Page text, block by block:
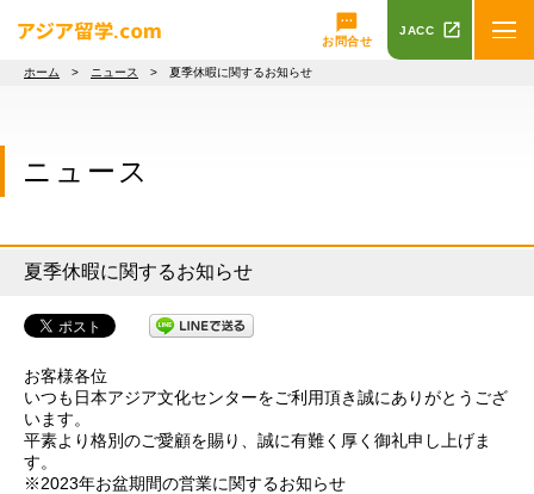
お問合せ
JACC
ホーム > ニュース > 夏季休暇に関するお知らせ
ニュース
夏季休暇に関するお知らせ
お客様各位
いつも日本アジア文化センターをご利用頂き誠にありがとうござ
います。
平素より格別のご愛顧を賜り、誠に有難く厚く御礼申し上げま
す。
※2023年お盆期間の営業に関するお知らせ